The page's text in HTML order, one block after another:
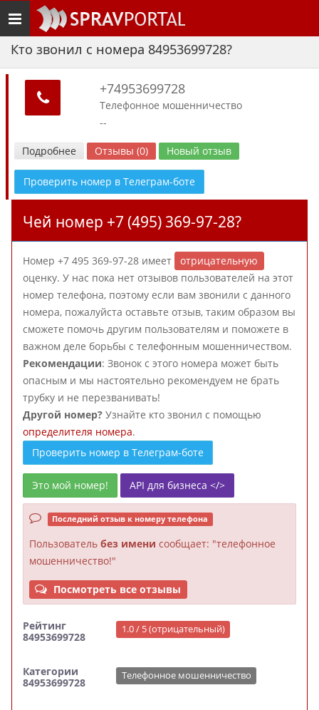
Toggle
navigation
Кто звонил с номера 84953699728?
+74953699728
Телефонное мошенничество
--
Подробнее Отзывы (0) Новый отзыв
Проверить номер в Телеграм-боте
Чей номер +7 (495) 369-97-28?
Номер +7 495 369-97-28 имеет
отрицательную
оценку. У нас пока нет отзывов пользователей на этот
номер телефона, поэтому если вам звонили с данного
номера, пожалуйста оставьте отзыв, таким образом вы
сможете помочь другим пользователям и поможете в
важном деле борьбы с телефонным мошенничеством.
Рекомендации: Звонок с этого номера может быть
опасным и мы настоятельно рекомендуем не брать
трубку и не перезванивать!
Другой номер? Узнайте кто звонил с помощью
определителя номера.
Проверить номер в Телеграм-боте
Это мой номер! API для бизнеса </>
Последний отзыв к номеру телефона
Пользователь без имени сообщает: "телефонное
мошенничество!"
Посмотреть все отзывы
Рейтинг
84953699728
1.0 / 5 (отрицательный)
Категории
84953699728
Телефонное мошенничество